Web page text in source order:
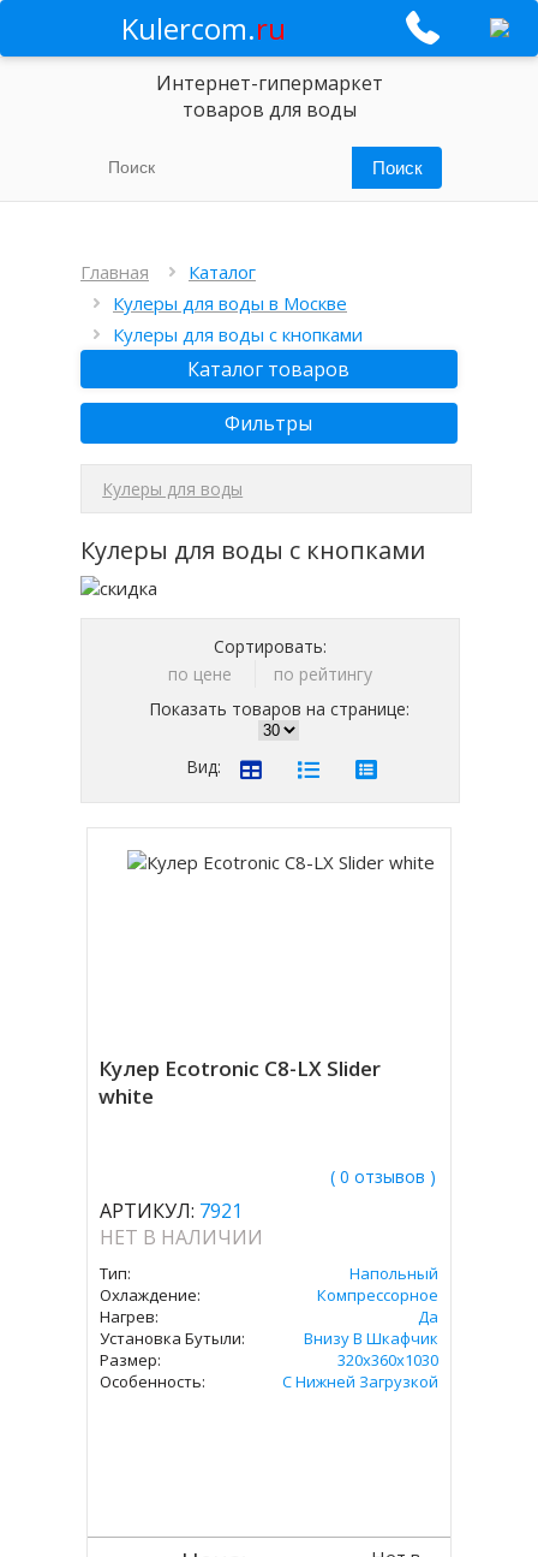
Kulercom.ru
Интернет-гипермаркет
товаров для воды
Главная
Каталог
Кулеры для воды в Москве
Кулеры для воды с кнопками
Каталог товаров
Фильтры
Кулеры для воды
Кулеры для воды с кнопками
Сортировать:
по цене
по рейтингу
Показать товаров на странице:
Вид:
Кулер Ecotronic C8-LX Slider
white
( 0 отзывов )
АРТИКУЛ: 7921
НЕТ В НАЛИЧИИ
Тип:
Напольный
Охлаждение:
Компрессорное
Нагрев:
Да
Установка Бутыли:
Внизу В Шкафчик
Размер:
320x360х1030
Особенность:
С Нижней Загрузкой